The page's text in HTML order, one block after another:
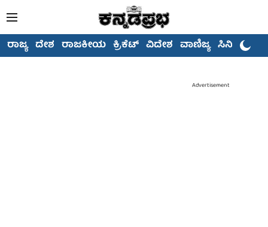
ರಾಜ್ಯ ದೇಶ ರಾಜಕೀಯ ಕ್ರಿಕೆಟ್ ವಿದೇಶ ವಾಣಿಜ್ಯ ಸಿನಿಮಾ
Advertisement